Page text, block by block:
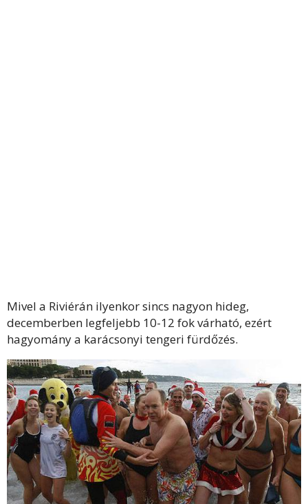
Mivel a Riviérán ilyenkor sincs nagyon hideg,
decemberben legfeljebb 10-12 fok várható, ezért
hagyomány a karácsonyi tengeri fürdőzés.